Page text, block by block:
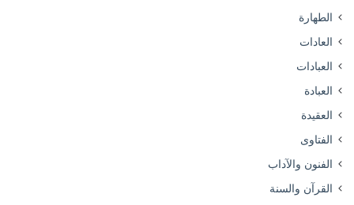
الطهارة
العادات
العبادات
العبادة
العقيدة
الفتاوى
الفنون والآداب
القرآن والسنة